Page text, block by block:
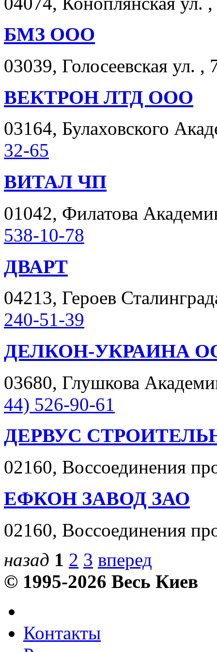
БМЗ ООО
03039, Голосеевская ул.
ВЕКТРОН ЛТД ООО
03164, Булаховского
32-65
ВИТАЛ ЧП
01042, Филатова
538-10-78
ДВАРТ
04213, Героев
240-51-39
ДЕЛКОН-УКРАИНА
03680, Глушкова
44) 526-90-61
ДЕРВУС
02160, Воссоединения
ЕФКОН ЗАВОД ЗАО
02160, Воссоединения
назад 1 2 3 вперед
© 1995-2026 Весь Киев
Контакты